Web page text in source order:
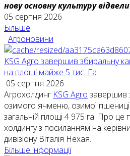
нову основну культуру
05 серпня 2026
Більше
Агроновини
KSG Agro завершив збиральну
на площі майже 5 тис. Га
05 серпня 2026
Агрохолдинг KSG Agro завершив
озимого ячменю, озимої
загальній площі 4 975 га. Про це
холдингу з посиланням на
дивізіону Віталія Нехая.
Більше інформації